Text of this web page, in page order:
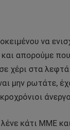
να
και απορούμε
χέρι στα
μην ρωτάτε,
κάτι ΜΜΕ